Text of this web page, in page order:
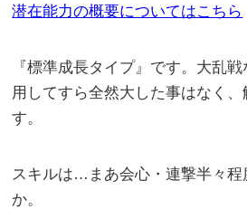
潜在能力の概要についてはこちら
『標準成長タイプ』です。大乱
用してすら全然大した事はなく
す。
スキルは…まあ会心・連撃半々程
か。